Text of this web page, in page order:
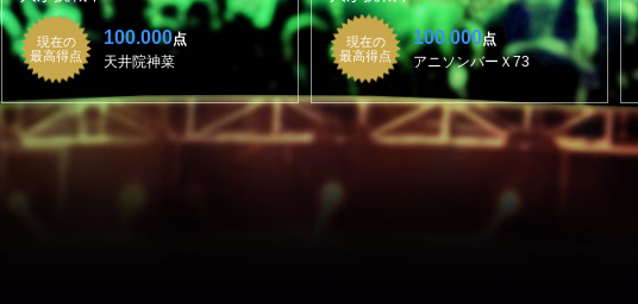
現在の
最高得点
100.000点
天井院神菜
現在の
最高得点
100.000点
アニソンバーＸ73